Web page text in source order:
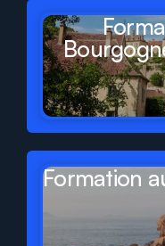
Formation